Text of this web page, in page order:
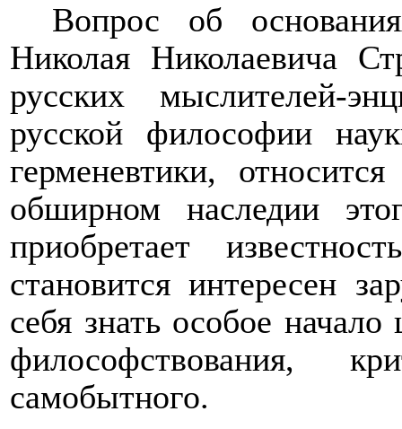
Вопрос об
Николая Николаевича
русских мыслителей-
русской философии
герменевтики,
обширном наследии
приобретает
становится интересен
себя знать особое начало
философствования,
самобытного.